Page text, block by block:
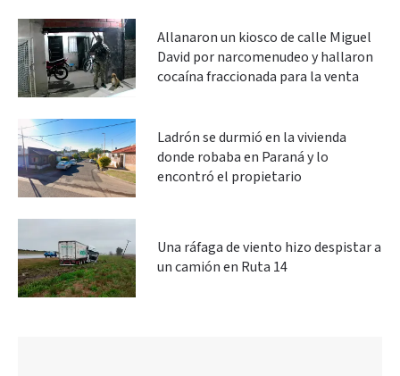
Allanaron un kiosco de calle Miguel
David por narcomenudeo y hallaron
cocaína fraccionada para la venta
Ladrón se durmió en la vivienda
donde robaba en Paraná y lo
encontró el propietario
Una ráfaga de viento hizo despistar a
un camión en Ruta 14